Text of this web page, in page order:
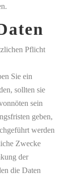
Pflicht
Sie ein
sollten sie
sein
geben,
werden
Zwecke
der
die Daten